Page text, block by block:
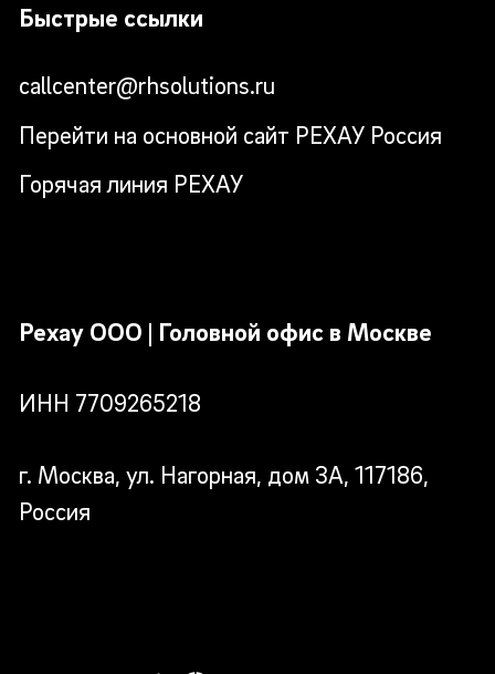
Быстрые ссылки
callcenter@rhsolutions.ru
Перейти на основной сайт РЕХАУ Россия
Горячая линия РЕХАУ
Рехау ООО | Головной офис в Москве
ИНН 7709265218
г. Москва, ул. Нагорная, дом 3А, 117186,
Россия